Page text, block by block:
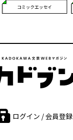
コミックエッセイ
ログイン / 会員登録